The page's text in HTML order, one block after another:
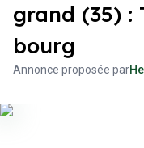
grand (35) :
bourg
Annonce proposée par